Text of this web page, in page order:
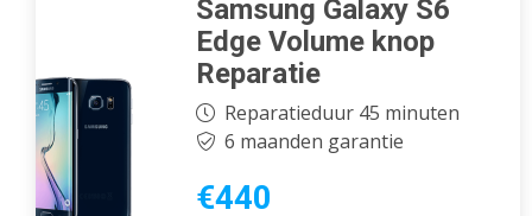
Samsung Galaxy S6
Edge Volume knop
Reparatie
Reparatieduur 45 minuten
6 maanden garantie
€440